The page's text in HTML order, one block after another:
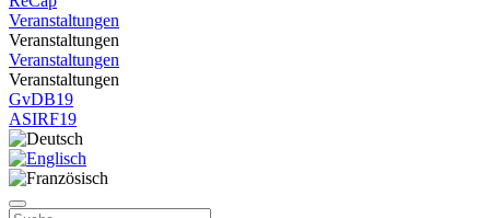
Veranstaltungen
Veranstaltungen
Veranstaltungen
Veranstaltungen
GvDB19
ASIRF19